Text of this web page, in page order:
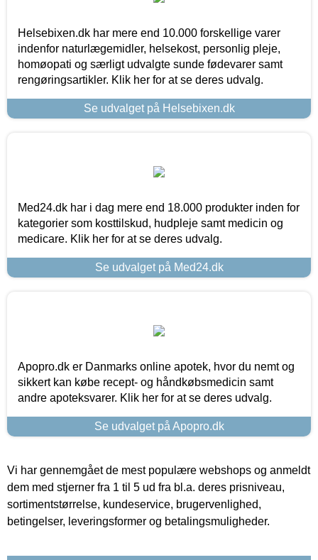
Helsebixen.dk har mere end 10.000 forskellige varer
indenfor naturlægemidler, helsekost, personlig pleje,
homøopati og særligt udvalgte sunde fødevarer samt
rengøringsartikler. Klik her for at se deres udvalg.
Se udvalget på Helsebixen.dk
Med24.dk har i dag mere end 18.000 produkter inden for
kategorier som kosttilskud, hudpleje samt medicin og
medicare. Klik her for at se deres udvalg.
Se udvalget på Med24.dk
Apopro.dk er Danmarks online apotek, hvor du nemt og
sikkert kan købe recept- og håndkøbsmedicin samt
andre apoteksvarer. Klik her for at se deres udvalg.
Se udvalget på Apopro.dk
Vi har gennemgået de mest populære webshops og anmeldt
dem med stjerner fra 1 til 5 ud fra bl.a. deres prisniveau,
sortimentstørrelse, kundeservice, brugervenlighed,
betingelser, leveringsformer og betalingsmuligheder.